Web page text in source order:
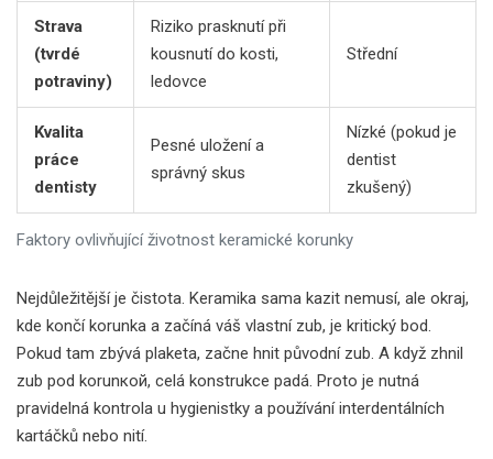
Faktory ovlivňující životnost keramické korunky
Strava
(tvrdé
potraviny)
Riziko prasknutí při
kousnutí do kosti,
ledovce
Střední
Kvalita
práce
dentisty
Pesné uložení a
správný skus
Nízké (pokud je
dentist
zkušený)
Nejdůležitější je čistota. Keramika sama kazit nemusí, ale okraj,
kde končí korunka a začíná váš vlastní zub, je kritický bod.
Pokud tam zbývá plaketa, začne hnit původní zub. A když zhnil
zub pod korunкой, celá konstrukce padá. Proto je nutná
pravidelná kontrola u hygienistky a používání interdentálních
kartáčků nebo nití.